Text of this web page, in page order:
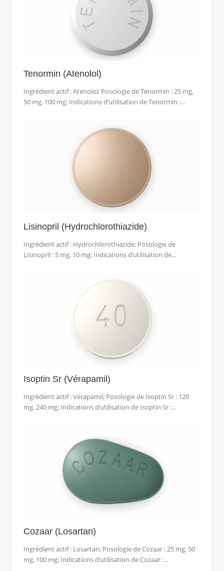
Tenormin (Atenolol)
Ingrédient actif : Atenolol; Posologie de Tenormin : 25 mg,
50 mg, 100 mg; Indications d’utilisation de Tenormin :...
Lisinopril (Hydrochlorothiazide)
Ingrédient actif : Hydrochlorothiazide; Posologie de
Lisinopril : 5 mg, 10 mg; Indications d’utilisation de...
Isoptin Sr (Vérapamil)
Ingrédient actif : Vérapamil; Posologie de Isoptin Sr : 120
mg, 240 mg; Indications d’utilisation de Isoptin Sr :...
Cozaar (Losartan)
Ingrédient actif : Losartan; Posologie de Cozaar : 25 mg, 50
mg, 100 mg; Indications d’utilisation de Cozaar :...